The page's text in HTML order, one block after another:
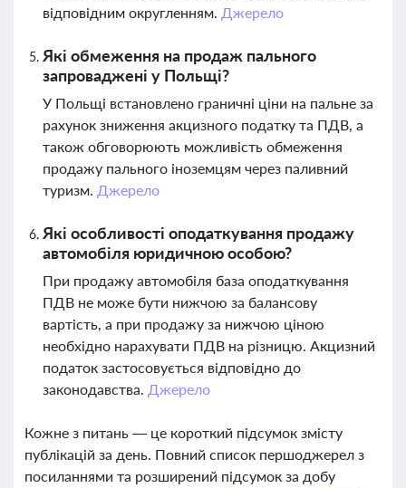
відповідним округленням. Джерело
Які обмеження на продаж пального
запроваджені у Польщі?
У Польщі встановлено граничні ціни на пальне за
рахунок зниження акцизного податку та ПДВ, а
також обговорюють можливість обмеження
продажу пального іноземцям через паливний
туризм. Джерело
Які особливості оподаткування продажу
автомобіля юридичною особою?
При продажу автомобіля база оподаткування
ПДВ не може бути нижчою за балансову
вартість, а при продажу за нижчою ціною
необхідно нарахувати ПДВ на різницю. Акцизний
податок застосовується відповідно до
законодавства. Джерело
Кожне з питань — це короткий підсумок змісту
публікацій за день. Повний список першоджерел з
посиланнями та розширений підсумок за добу